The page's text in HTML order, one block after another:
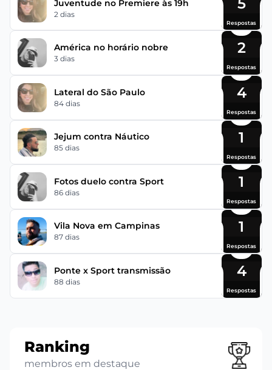
Juventude no Premiere às 19h
2 dias
Respostas
América no horário nobre
3 dias
2
Respostas
Lateral do São Paulo
84 dias
4
Respostas
Jejum contra Náutico
85 dias
1
Respostas
Fotos duelo contra Sport
86 dias
1
Respostas
Vila Nova em Campinas
87 dias
1
Respostas
Ponte x Sport transmissão
88 dias
4
Respostas
Ranking
membros em destaque